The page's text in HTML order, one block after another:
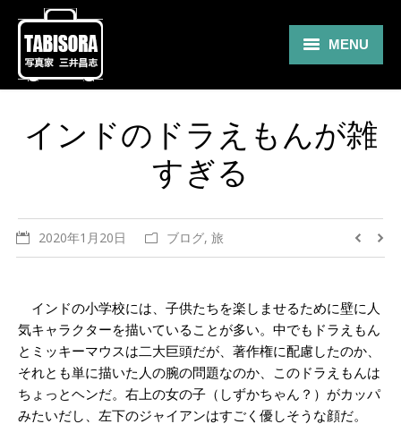
MENU
Gallery
Travel
About
Blog
Shop
Contact
インドのドラえもんが雑
すぎる
2020年1月20日 ブログ, 旅
インドの小学校には、子供たちを楽しませるために壁に人
気キャラクターを描いていることが多い。中でもドラえもん
とミッキーマウスは二大巨頭だが、著作権に配慮したのか、
それとも単に描いた人の腕の問題なのか、このドラえもんは
ちょっとヘンだ。右上の女の子（しずかちゃん？）がカッパ
みたいだし、左下のジャイアンはすごく優しそうな顔だ。